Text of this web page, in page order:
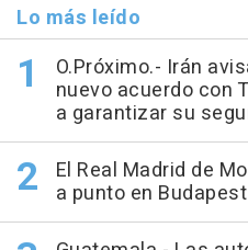
Lo más leído
O.Próximo.- Irán
nuevo acuerdo con
a garantizar su
El Real Madrid de
a punto en